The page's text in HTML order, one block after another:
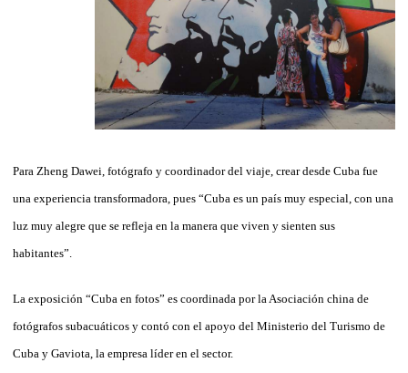
Para Zheng Dawei, fotógrafo y coordinador del viaje, crear desde Cuba fue
una experiencia transformadora, pues “Cuba es un país muy especial, con una
luz muy alegre que se refleja en la manera que viven y sienten sus
habitantes”.
La exposición “Cuba en fotos” es coordinada por la Asociación china de
fotógrafos subacuáticos y contó con el apoyo del Ministerio del Turismo de
Cuba y Gaviota, la empresa líder en el sector.